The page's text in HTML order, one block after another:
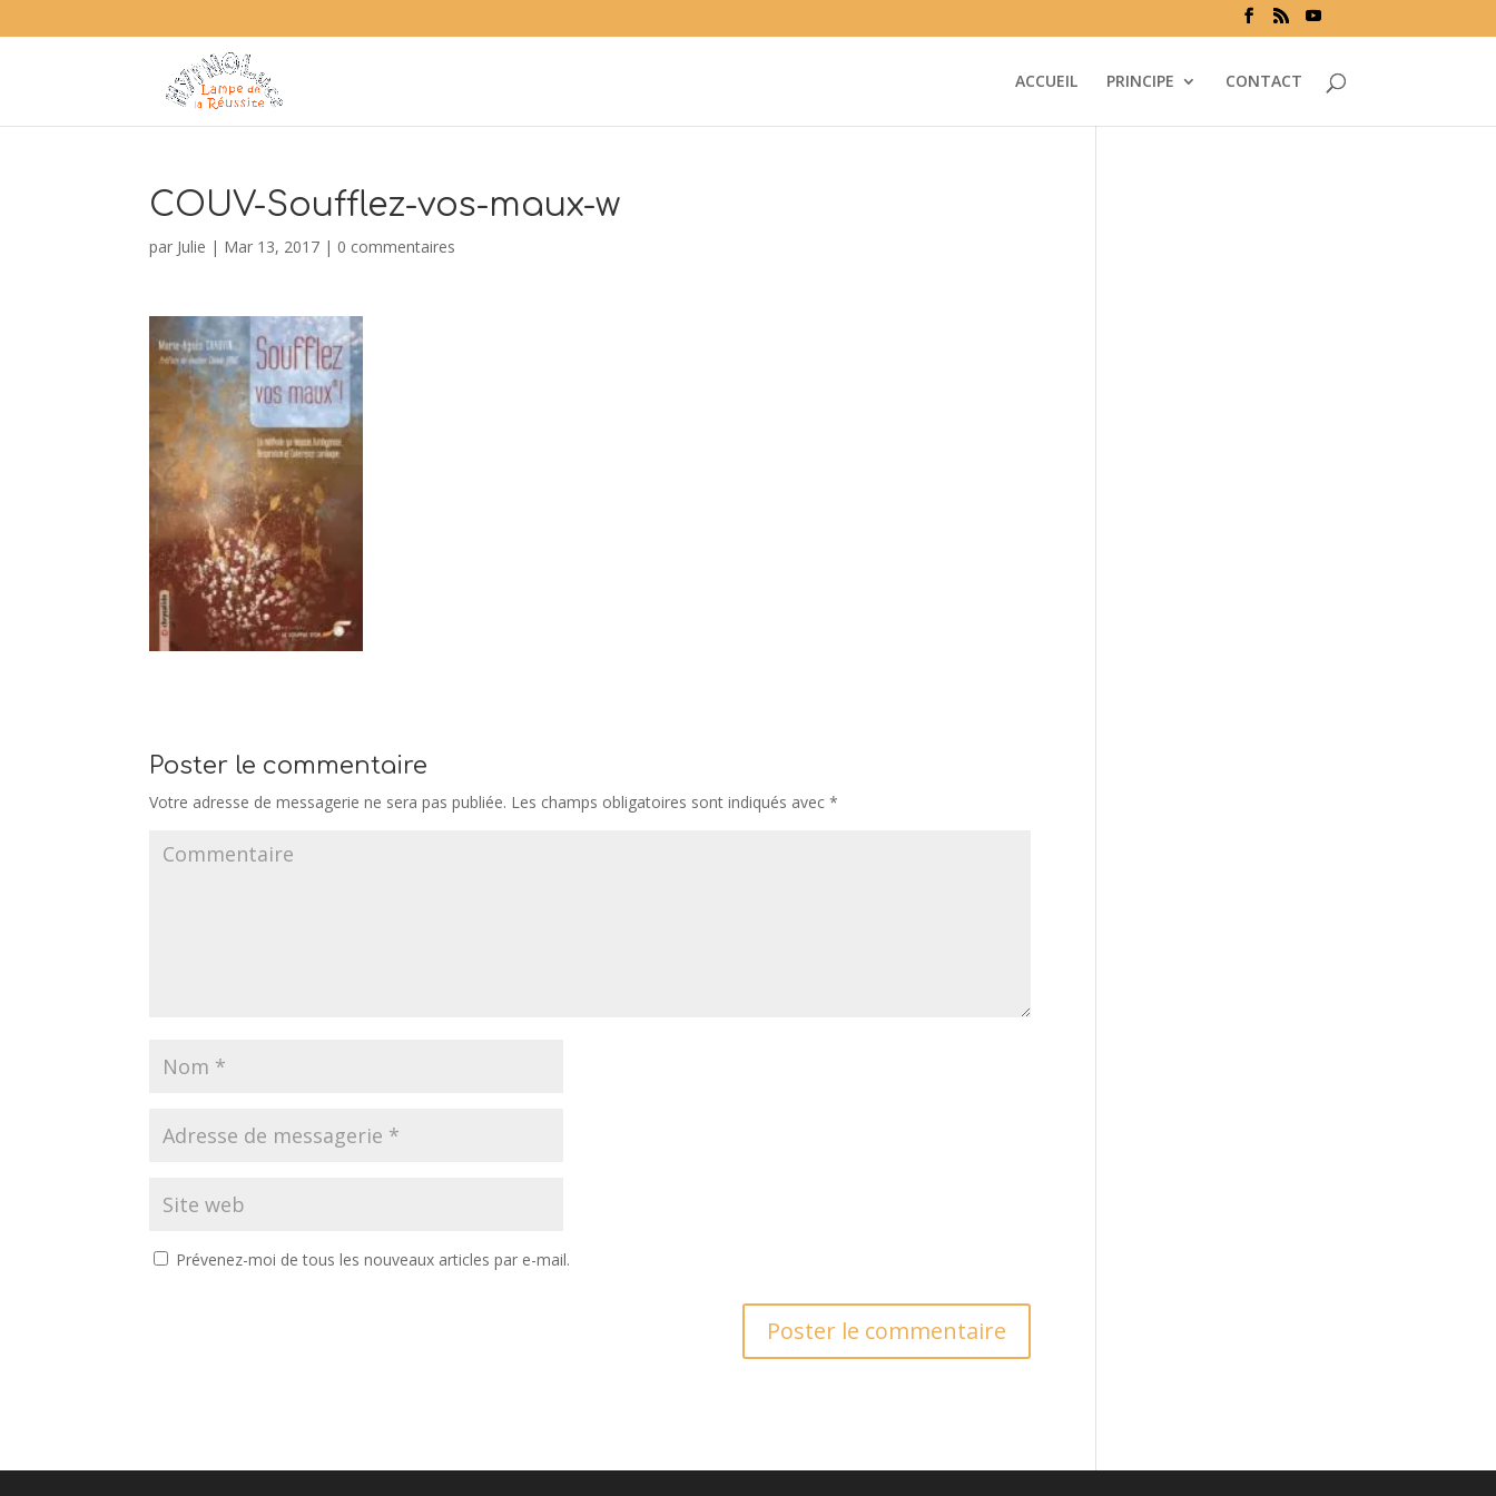
ACCUEIL PRINCIPE CONTACT
COUV-Soufflez-vos-maux-w
par Julie | Mar 13, 2017 | 0 commentaires
Poster le commentaire
Votre adresse de messagerie ne sera pas publiée. Les champs obligatoires sont indiqués avec*
Prévenez-moi de tous les nouveaux articles par e-mail.